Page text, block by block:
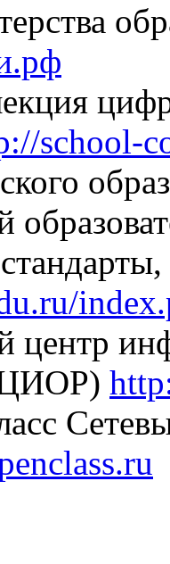
school-
центр